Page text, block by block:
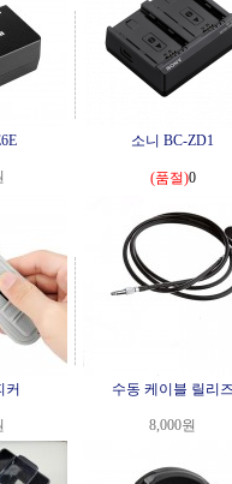
소니 BC-ZD1
(품절)0
커 수동 케이블 릴리즈
8,000원